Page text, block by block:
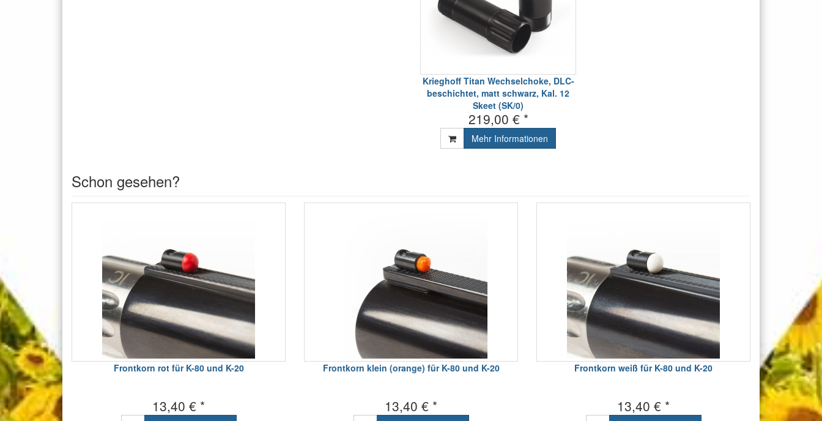
Krieghoff Titan Wechselchoke, DLC-
beschichtet, matt schwarz, Kal. 12
Skeet (SK/0)
219,00 € *
Mehr Informationen
Schon gesehen?
Frontkorn rot für K-80 und K-20
13,40 € *
Frontkorn klein (orange) für K-80 und K-20
13,40 € *
Frontkorn weiß für K-80 und K-20
13,40 € *